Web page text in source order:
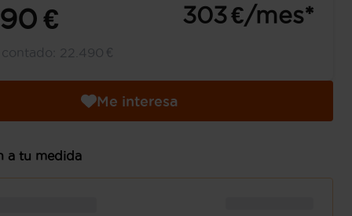
€ 303 €/mes*
22.490 €
Me interesa
a tu medida